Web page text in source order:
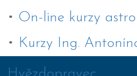
• On-line kurzy
• Kurzy Ing.